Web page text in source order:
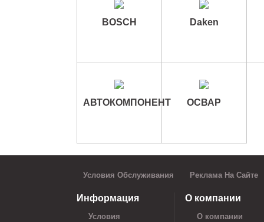
BOSCH Daken
АВТОКОМПОНЕНТ ОСВАР
Условия Обслуживания Реклама На Сайте
Информация
Условия
О компании
О компании